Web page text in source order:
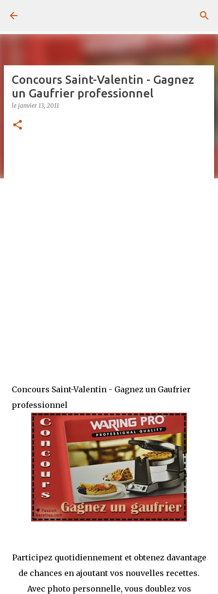
Concours Saint-Valentin - Gagnez
un Gaufrier professionnel
le janvier 13, 2011
Concours Saint-Valentin - Gagnez un Gaufrier
professionnel
Participez quotidiennement et obtenez davantage
de chances en ajoutant vos nouvelles recettes.
Avec photo personnelle, vous doublez vos